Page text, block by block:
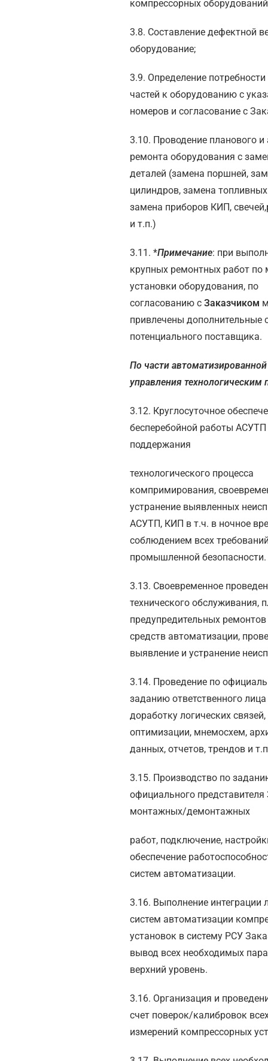
компрессорных
3.8. Составление дефектной
оборудование;
3.9. Определение
частей к оборудованию с
номеров и согласование с
3.10. Проводение планового и
ремонта оборудования с
деталей (замена поршней,
цилиндров, замена
замена приборов КИП,
и т.п.)
3.11. *Примечание: при
крупных ремонтных работ по
установки оборудования, по
согласованию сЗаказчиком
привлечены дополнительные
потенциального поставщика.
По части
управления технологическим
3.12. Круглосуточное
бесперебойной работы
поддержания
технологического процесса
компримирования,
устранение выявленных
АСУТП, КИП в т.ч. в ночное
соблюдением всех
промышленной безопасности.
3.13. Своевременное
технического обслуживания,
предупредительных
средств автоматизации,
выявление и устранение
3.14. Проведение по
заданию ответственного
доработку логических
оптимизации, мнемосхем,
данных, отчетов, трендов и
3.15. Производство по
официального
монтажных/демонтажных
работ, подключение,
обеспечение
систем автоматизации.
3.16. Выполнение интеграции
систем автоматизации
установок в систему РСУ
вывод всех необходимых
верхний уровень.
3.16. Организация и
счет поверок/калибровок
измерений компрессорных